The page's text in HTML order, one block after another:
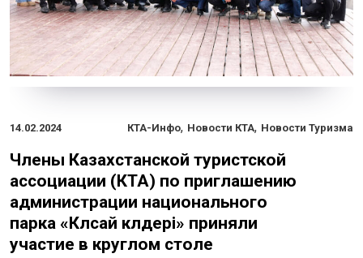
14.02.2024 КТА-Инфо, Новости КТА, Новости Туризма
Члены Казахстанской туристской
ассоциации (КТА) по приглашению
администрации национального
парка «Көлсай көлдері» приняли
участие в круглом столе